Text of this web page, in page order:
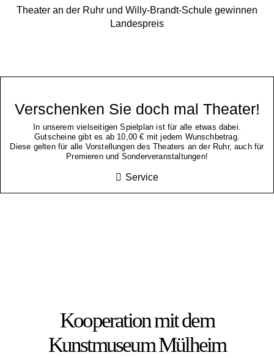
Theater an der Ruhr und Willy-Brandt-Schule gewinnen
Landespreis
Verschenken Sie doch mal Theater!
In unserem vielseitigen Spielplan ist für alle etwas dabei.
Gutscheine gibt es ab 10,00 € mit jedem Wunschbetrag.
Diese gelten für alle Vorstellungen des Theaters an der Ruhr, auch für
Premieren und Sonderveranstaltungen!
Service
Kooperation mit dem
Kunstmuseum Mülheim